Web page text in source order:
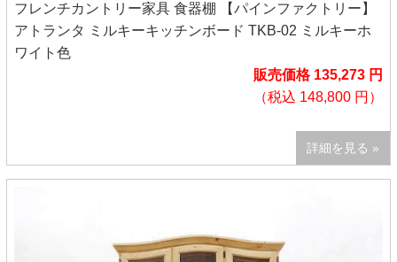
フレンチカントリー家具 食器棚 【パインファクトリー】
アトランタ ミルキーキッチンボード TKB-02 ミルキーホ
ワイト色
販売価格 135,273 円
（税込 148,800 円）
詳細を見る »